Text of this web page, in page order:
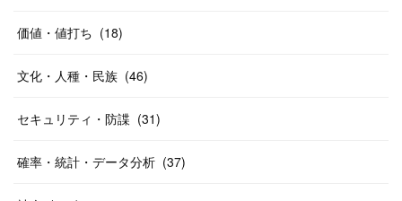
価値・値打ち (18)
文化・人種・民族 (46)
セキュリティ・防諜 (31)
確率・統計・データ分析 (37)